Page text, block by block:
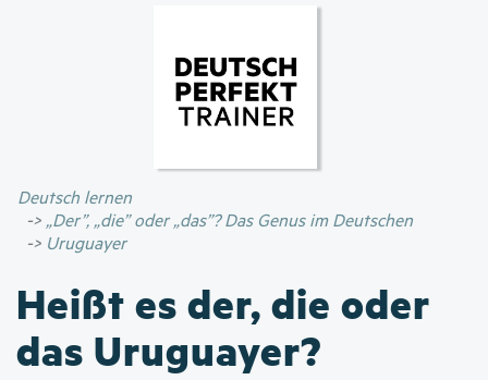
Inhalt
Deutsch lernen
„Der”, „die” oder „das”? Das Genus im Deutschen
Uruguayer
Heißt es der, die oder
das Uruguayer?